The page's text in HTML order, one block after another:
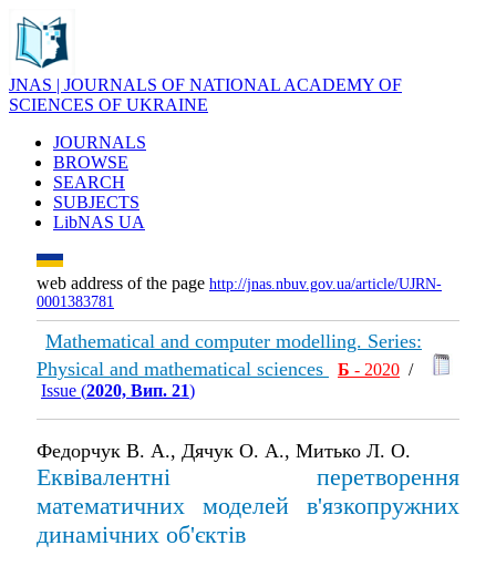
JNAS | JOURNALS OF NATIONAL ACADEMY OF
SCIENCES OF UKRAINE
JOURNALS
BROWSE
SEARCH
SUBJECTS
LibNAS UA
web address of the page http://jnas.nbuv.gov.ua/article/UJRN-
0001383781
Mathematical and computer modelling. Series:
Physical and mathematical sciences
Б - 2020 /
Issue (2020, Вип. 21)
Федорчук В. А., Дячук О. А., Митько Л. О.
Еквівалентні перетворення
математичних моделей в'язкопружних
динамічних об'єктів